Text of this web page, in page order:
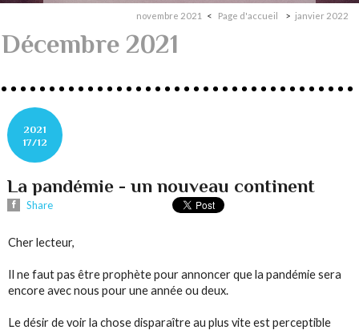
novembre 2021 Page d'accueil janvier 2022
Décembre 2021
2021
17/12
La pandémie - un nouveau continent
Share
Cher lecteur,
Il ne faut pas être prophète pour annoncer que la pandémie sera
encore avec nous pour une année ou deux.
Le désir de voir la chose disparaître au plus vite est perceptible